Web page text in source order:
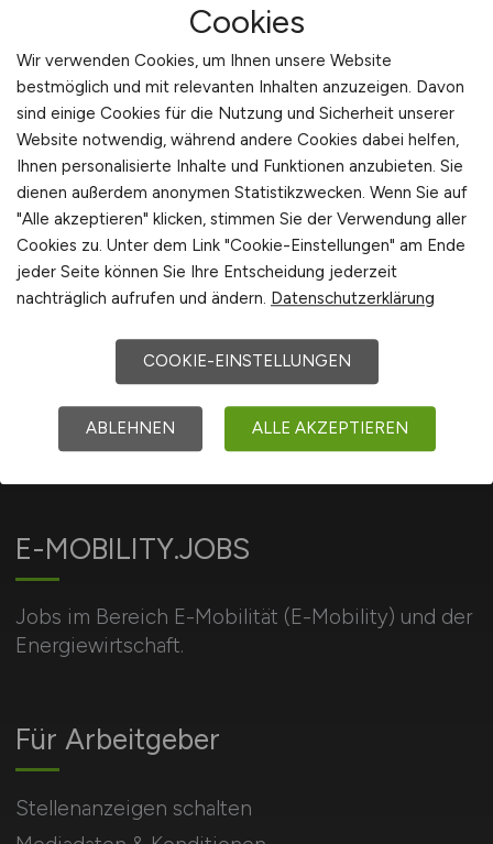
Sie sind hier:
Startseite
Sitemap
E-MOBILITY.JOBS
Jobs im Bereich E-Mobilität (E-Mobility) und der
Energiewirtschaft.
Für Arbeitgeber
Stellenanzeigen schalten
Cookies
Wir verwenden Cookies, um Ihnen unsere Website
bestmöglich und mit relevanten Inhalten anzuzeigen. Davon
sind einige Cookies für die Nutzung und Sicherheit unserer
Website notwendig, während andere Cookies dabei helfen,
Ihnen personalisierte Inhalte und Funktionen anzubieten. Sie
dienen außerdem anonymen Statistikzwecken. Wenn Sie auf
"Alle akzeptieren" klicken, stimmen Sie der Verwendung aller
Cookies zu. Unter dem Link "Cookie-Einstellungen" am Ende
jeder Seite können Sie Ihre Entscheidung jederzeit
nachträglich aufrufen und ändern. Datenschutzerklärung
COOKIE-EINSTELLUNGEN
ABLEHNEN ALLE AKZEPTIEREN